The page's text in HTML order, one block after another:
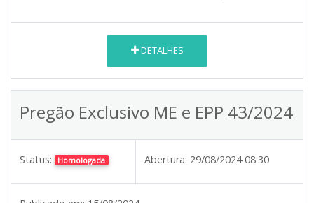
DETALHES
Pregão Exclusivo ME e EPP 43/2024
Status: Homologada Abertura: 29/08/2024 08:30